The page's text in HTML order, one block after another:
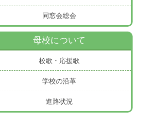
同窓会総会
母校について
校歌・応援歌
学校の沿革
進路状況